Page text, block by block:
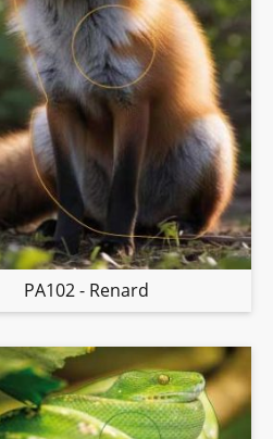
PA102 - Renard